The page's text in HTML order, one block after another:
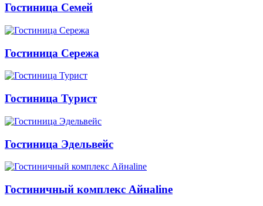
Гостиница Семей
Гостиница Сережа
Гостиница Турист
Гостиница Эдельвейс
Гостиничный комплекс Айнаline